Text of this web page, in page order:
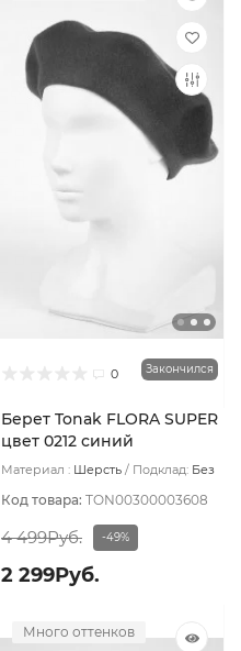
0 Закончился
Берет Tonak FLORA SUPER
цвет 0212 синий
Материал : Шерсть Подклад: Без
Код товара: TON00300003608
4 499Руб. -49%
2 299Руб.
Много оттенков